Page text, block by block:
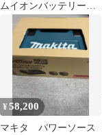
ムイオンバッテリー
BL4050F
¥58,200
マキタ パワーソース